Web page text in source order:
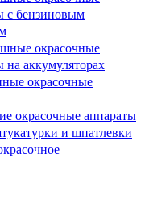
с бензиновым
окрасочные
на аккумуляторах
окрасочные
окрасочные аппараты
и шпатлевки